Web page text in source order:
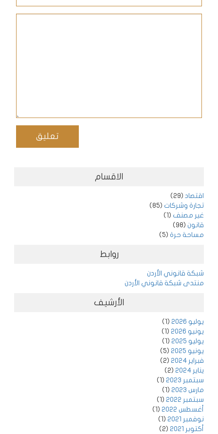
الاقسام
اقتصاد (29)
تجارة وشركات (85)
غير مصنف (1)
قانون (98)
مساحة حرة (5)
روابط
شبكة قانوني الأردن
منتدى شبكة قانوني الأردن
الأرشيف
يوليو 2026
(1)
يونيو 2026
(1)
يوليو 2025
(1)
يونيو 2025
(5)
فبراير 2024
(2)
يناير 2024
(2)
سبتمبر 2023
(1)
مارس 2023
(1)
سبتمبر 2022
(1)
أغسطس 2022
(1)
نوفمبر 2021
(1)
أكتوبر 2021
(2)